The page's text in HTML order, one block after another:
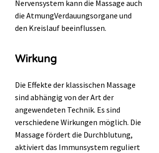
Nervensystem kann die Massage auch
die AtmungVerdauungsorgane und
den Kreislauf beeinflussen.
Wirkung
Die Effekte der klassischen Massage
sind abhängig von der Art der
angewendeten Technik. Es sind
verschiedene Wirkungen möglich. Die
Massage fördert die Durchblutung,
aktiviert das Immunsystem reguliert